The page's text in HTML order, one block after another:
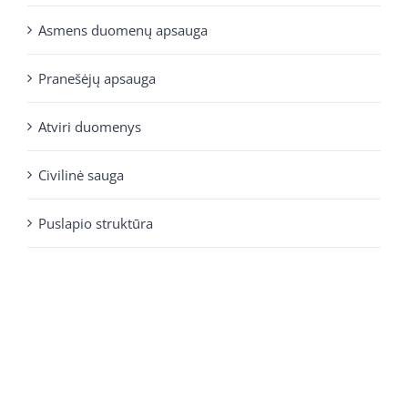
Asmens duomenų apsauga
Pranešėjų apsauga
Atviri duomenys
Civilinė sauga
Puslapio struktūra